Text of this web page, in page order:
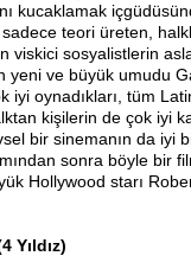
kucaklamak
teori üreten,
viskici sosyalistlerin
yeni ve büyük umudu
iyi oynadıkları, tüm
kişilerin de çok iyi
bir sinemanın da iyi
sonra böyle bir
Hollywood starı
Yıldız)